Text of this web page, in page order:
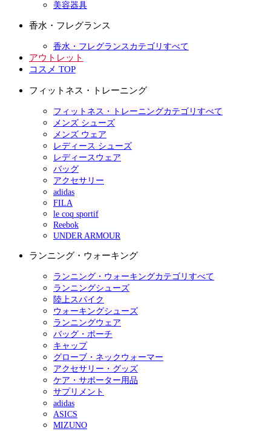
美容器具
香水・フレグランス
香水・フレグランスカテゴリすべて
アウトレット
コスメ TOP
フィットネス・トレーニング
フィットネス・トレーニングカテゴリすべて
メンズ シューズ
メンズ ウェア
レディース シューズ
レディースウェア
バッグ
アクセサリー
adidas
FILA
le coq sportif
Reebok
UNDER ARMOUR
ランニング・ウォーキング
ランニング・ウォーキングカテゴリすべて
ランニングシューズ
陸上スパイク
ウォーキングシューズ
ランニングウェア
バッグ・ポーチ
キャップ
グローブ・ネックウォーマー
アクセサリー・グッズ
ケア・サポーター用品
サプリメント
adidas
ASICS
MIZUNO